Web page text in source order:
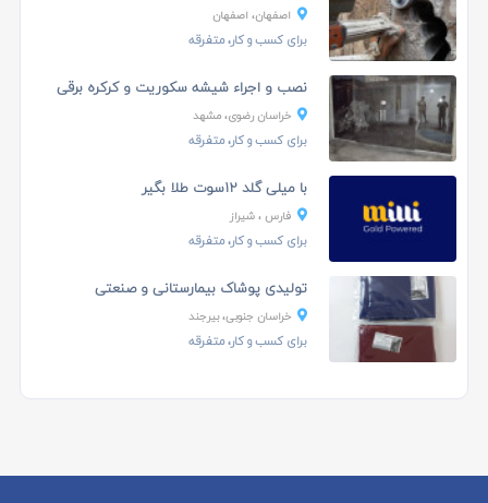
اصفهان، اصفهان
برای کسب و کار، متفرقه
نصب و اجراء شیشه سکوریت و کرکره برقی
خراسان رضوی، مشهد
برای کسب و کار، متفرقه
با میلی گلد 12سوت طلا بگیر
فارس ، شیراز
برای کسب و کار، متفرقه
تولیدی پوشاک بیمارستانی و صنعتی
خراسان جنوبی، بیرجند
برای کسب و کار، متفرقه